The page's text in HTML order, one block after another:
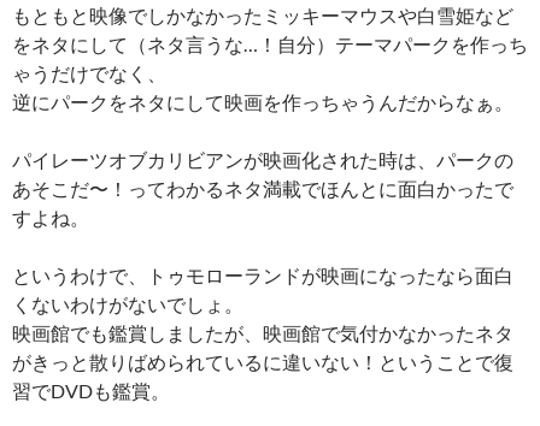
もともと映像でしかなかったミッキーマウスや白雪姫など
をネタにして（ネタ言うな…！自分）テーマパークを作っち
ゃうだけでなく、
逆にパークをネタにして映画を作っちゃうんだからなぁ。
パイレーツオブカリビアンが映画化された時は、パークの
あそこだ〜！ってわかるネタ満載でほんとに面白かったで
すよね。
というわけで、トゥモローランドが映画になったなら面白
くないわけがないでしょ。
映画館でも鑑賞しましたが、映画館で気付かなかったネタ
がきっと散りばめられているに違いない！ということで復
習でDVDも鑑賞。